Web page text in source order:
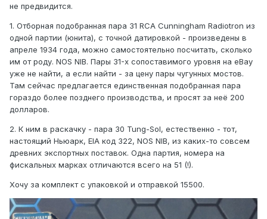
не предвидится.
1. Отборная подобранная пара 31 RCA Cunningham Radiotron из
одной партии (юнита), с точной датировкой - произведены в
апреле 1934 года, можно самостоятельно посчитать, сколько
им от роду. NOS NIB. Пары 31-х сопоставимого уровня на еВау
уже не найти, а если найти - за цену пары чугунных мостов.
Там сейчас предлагается единственная подобранная пара
гораздо более позднего производства, и просят за неё 200
долларов.
2. К ним в раскачку - пара 30 Tung-Sol, естественно - тот,
настоящий Ньюарк, EIA код 322, NOS NIB, из каких-то совсем
древних экспортных поставок. Одна партия, номера на
фискальных марках отличаются всего на 51 (!).
Хочу за комплект с упаковкой и отправкой 15500.